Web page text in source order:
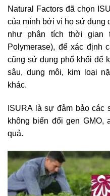
Natural Factors đã chọn
của mình bởi vì họ sử dụng
như phân tích thời gian
Polymerase), để xác định
cũng sử dụng phổ khối để
sâu, dung môi, kim loại
khác.
ISURA là sự đảm bảo các
không biến đổi gen GMO,
quả.